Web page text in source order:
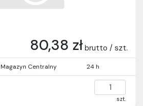
80,38 zł brutto / szt.
Magazyn Centralny 24 h
szt.